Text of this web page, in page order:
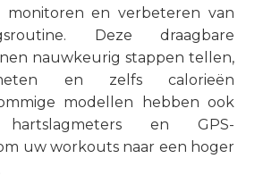
en verbeteren van
Deze draagbare
nauwkeurig stappen tellen,
en zelfs calorieën
modellen hebben ook
hartslagmeters en GPS-
uw workouts naar een hoger